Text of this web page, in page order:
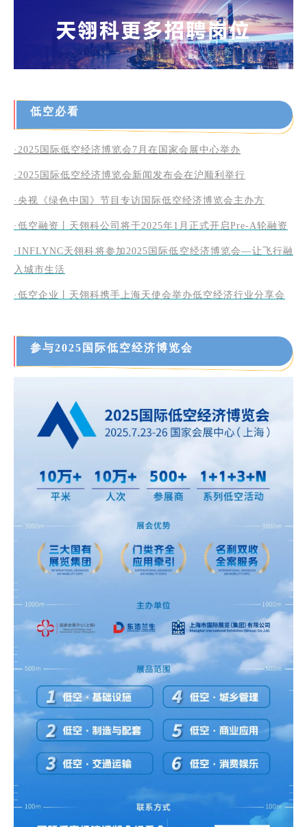
低空必看
·2025国际低空经济博览会7月在国家会展中心举办
·2025 国际低空经济博览会新闻发布会在沪顺利举行
·央视《绿色中国》节目专访国际低空经济博览会主办方
·低空融资丨天翎科公司将于2025年1月正式开启Pre-A轮融资
·INFLYNC天翎科将参加2025国际低空经济博览会—让飞行融
入城市生活
·低空企业丨天翎科携手上海天使会举办低空经济行业分享会
参与2025国际低空经济博览会